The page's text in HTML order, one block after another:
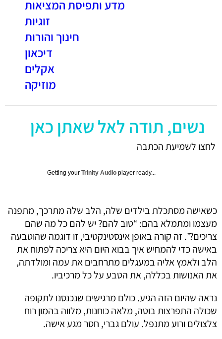
מדע ותפיסת המציאות
זוגיות
חינוך והורות
דיכאון
אקלים
מוזיקה
נשים, תודה לאל שאתן כאן
לחצו לשמיעת הכתבה
Getting your Trinity Audio player ready...
כשאישה מסתכלת בילדים שלה, הלב שלה מתרכך, מתפנה
מעצמו ומתמלא בהם: “טוב להם? יש להם כל מה שהם
צריכים?”. זה קורה באופן אינסטינקטיבי, זו דוגמה שהוטבעה
באישה כדי להמחיש איך בבוא היום היא צריכה לפתוח את
הלב ולאמץ אליה במעגלים מתרחבים את עמה ומולדתה,
את האנושות בכללה, את הטבע על כל מרכיביו.
נראה שהיום הזה הגיע. כולם מרגישים שנכנסנו לתקופה
שכולה התפרצות בוטה, מלאה כוחנות, מלווה בהמון רוח
צלצולים ורוע מתנפל. עולם גברי, חסר מגע אישה.